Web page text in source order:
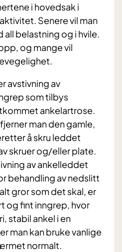
i hovedsak i
Senere vil man
all belastning og i hvile.
og mange vil
avstivning av
som tilbys
ankelartrose.
man den gamle,
å skru leddet
skruer og/eller plate.
av ankelleddet
behandling av nedslitt
gror som det skal, er
og fint inngrep, hvor
stabil ankel i en
man kan bruke vanlige
normalt.